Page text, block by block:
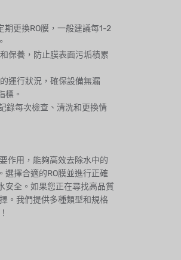
期更換RO膜，一般建議每1-2
保養，防止膜表面污垢積累
運行狀況，確保設備無漏
標。
錄每次檢查、清洗和更換情
作用，能夠高效去除水中的
擇合適的RO膜並進行正確
安全。如果您正在尋找高品質
。我們提供多種類型和規格